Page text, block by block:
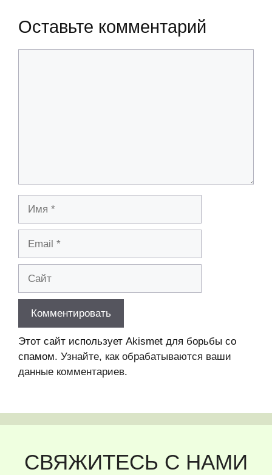
Оставьте комментарий
Этот сайт использует Akismet для борьбы со
спамом. Узнайте, как обрабатываются ваши
данные комментариев.
СВЯЖИТЕСЬ С НАМИ